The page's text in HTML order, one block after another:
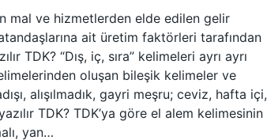
mal ve hizmetlerden elde edilen gelir
ait üretim faktörleri tarafından
TDK? “Dış, iç, sıra” kelimeleri ayrı ayrı
oluşan bileşik kelimeler ve
alışılmadık, gayri meşru; ceviz, hafta içi,
TDK? TDK’ya göre el alem kelimesinin
yan…